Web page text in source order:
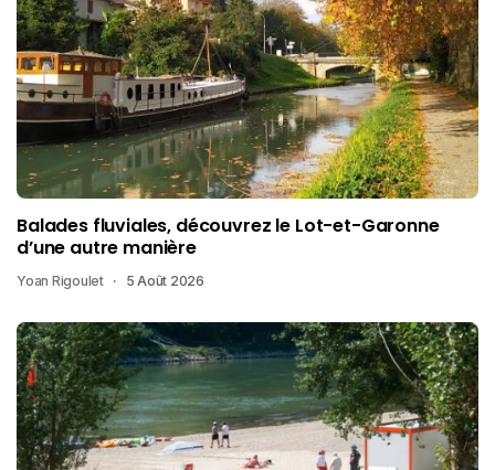
Balades fluviales, découvrez le Lot-et-Garonne
d’une autre manière
Yoan Rigoulet 5 Août 2026